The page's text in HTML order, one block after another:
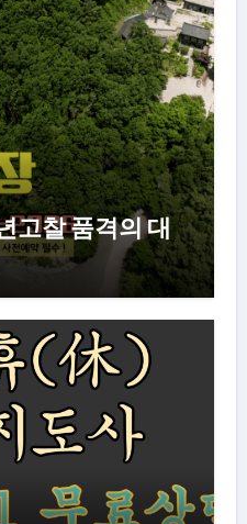
고찰 품격의 대